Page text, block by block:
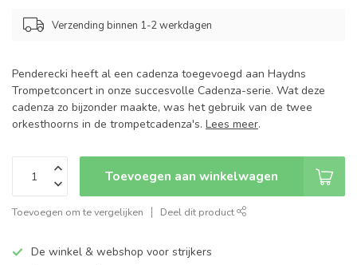
Verzending binnen 1-2 werkdagen
Penderecki heeft al een cadenza toegevoegd aan Haydns
Trompetconcert in onze succesvolle Cadenza-serie. Wat deze
cadenza zo bijzonder maakte, was het gebruik van de twee
orkesthoorns in de trompetcadenza's. Lees meer.
Toevoegen aan winkelwagen
Toevoegen om te vergelijken Deel dit product
De winkel & webshop voor strijkers